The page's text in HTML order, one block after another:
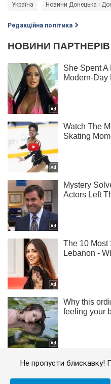
Україна Новини Донецька і
Редакційна політика
Не пропусти блискавку!